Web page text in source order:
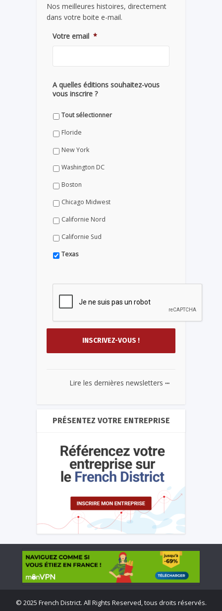
Nos meilleures histoires, directement
dans votre boite e-mail.
Votre email *
A quelles éditions souhaitez-vous
vous inscrire ?
Tout sélectionner
Floride
New York
Washington DC
Boston
Chicago Midwest
Californie Nord
Californie Sud
Texas
Lire les dernières newsletters ...
PRÉSENTEZ VOTRE ENTREPRISE
© 2025 French District. All Rights Reserved, tous droits réservés.